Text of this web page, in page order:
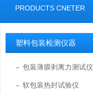
PRODUCTS CNETER
塑料包装检测仪器
包装薄膜剥离力测试仪
软包装热封试验仪